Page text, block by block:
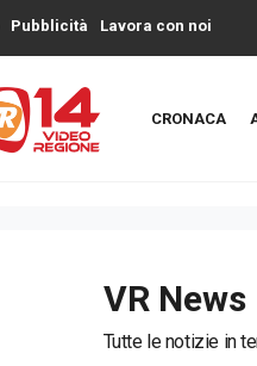
Pubblicità Lavora con noi
CRONACA
VR News
Tutte le notizie in